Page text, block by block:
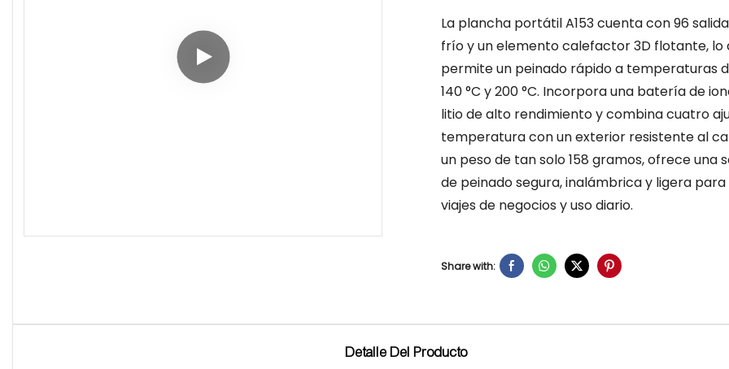
La plancha portátil A153 cuenta con 96
frío y un elemento calefactor 3D flotante, lo
permite un peinado rápido a temperaturas
140 °C y 200 °C. Incorpora una batería de
litio de alto rendimiento y combina cuatro
temperatura con un exterior resistente al
un peso de tan solo 158 gramos, ofrece una
de peinado segura, inalámbrica y ligera para
viajes de negocios y uso diario.
Share with:
Detalle Del Producto